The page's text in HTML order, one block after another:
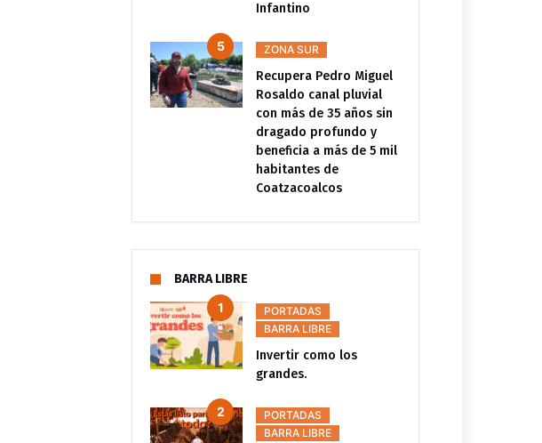
Infantino
ZONA SUR
Recupera Pedro Miguel
Rosaldo canal pluvial
con más de 35 años sin
dragado profundo y
beneficia a más de 5 mil
habitantes de
Coatzacoalcos
BARRA LIBRE
PORTADAS
BARRA LIBRE
Invertir como los
grandes.
PORTADAS
BARRA LIBRE